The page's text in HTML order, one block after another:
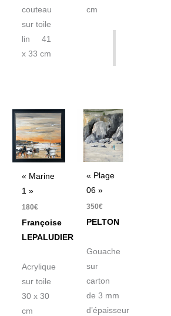
couteau
sur toile
lin 41
x 33 cm
cm
« Marine
1 »
180€
Françoise
LEPALUDIER
Acrylique
sur toile
30 x 30
cm
« Plage
06 »
350€
PELTON
Gouache
sur
carton
de 3 mm
d’épaisseur